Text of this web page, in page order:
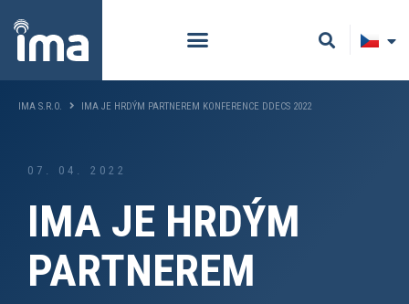
IMA S.R.O. IMA JE HRDÝM PARTNEREM KONFERENCE DDECS 2022
07. 04. 2022
IMA JE HRDÝM
PARTNEREM